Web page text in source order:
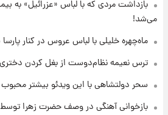
تیم را ترک کرد!
تصاویر کمتر
بازداشت مردی که با لباس «عزرائیل» به
می‌شد!
ماه‌چهره خلیلی با لباس عروس در کنار پارسا
ترس نعیمه نظام‌دوست از بغل کردن دختری
سحر دولتشاهی با این ویدئو بیشتر
بازخوانی آهنگی در وصف حضرت زهرا